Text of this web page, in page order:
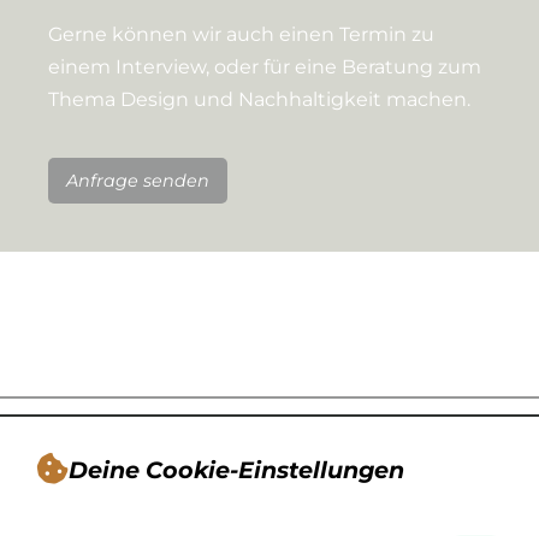
Deine Cookie-Einstellungen
Gerne können wir auch einen Termin zu
einem Interview, oder für eine Beratung zum
Thema Design und Nachhaltigkeit machen.
Anfrage senden